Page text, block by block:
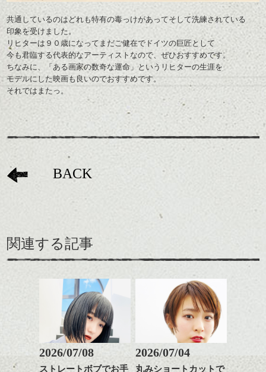
共通しているのはどれも特有の毒っけがあってそして洗練されている
印象を受けました。
リヒターは９０歳になってまだご健在でドイツの巨匠として
今も君臨する代表的なアーティストなので、ぜひおすすめです。
ちなみに、「ある画家の数奇な運命」というリヒターの生涯を
モデルにした映画も良いのでおすすめです。
それではまたっ。
BACK
関連する記事
2026/07/08
ストレートボブでお手
2026/07/04
丸みショートカットで